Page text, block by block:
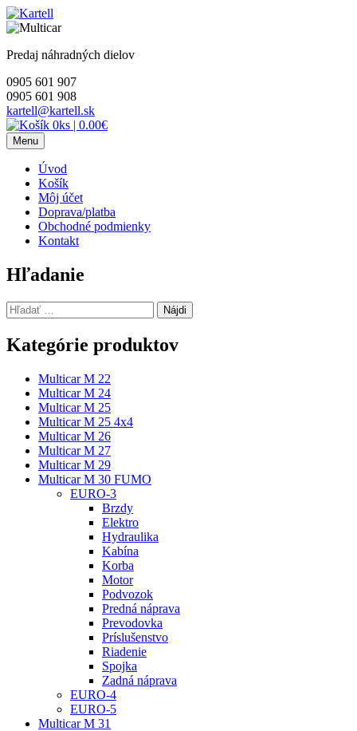
Skip
to
Predaj náhradných dielov
0905 601 907
0905 601 908
kartell@kartell.sk
0ks | 0.00€
Menu
Úvod
Košík
Môj účet
Doprava/platba
Obchodné podmienky
Kontakt
Hľadanie
Hľadať:
Kategórie produktov
Multicar M 22
Multicar M 24
Multicar M 25
Multicar M 25 4x4
Multicar M 26
Multicar M 27
Multicar M 29
Multicar M 30 FUMO
EURO-3
Brzdy
Elektro
Hydraulika
Kabína
Korba
Motor
Podvozok
Predná náprava
Prevodovka
Príslušenstvo
Riadenie
Spojka
Zadná náprava
EURO-4
EURO-5
Multicar M 31